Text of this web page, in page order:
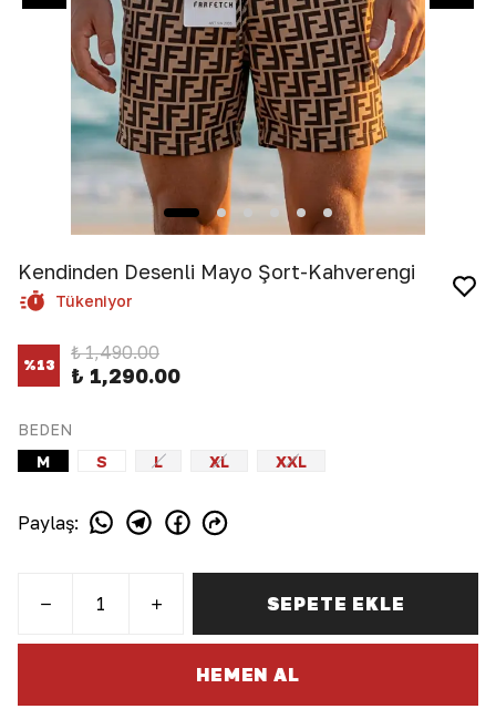
Kendinden Desenli Mayo Şort-Kahverengi
Tükeniyor
%13
₺ 1,490.00
₺ 1,290.00
BEDEN
M
S L XL XXL
Paylaş:
SEPETE EKLE
HEMEN AL